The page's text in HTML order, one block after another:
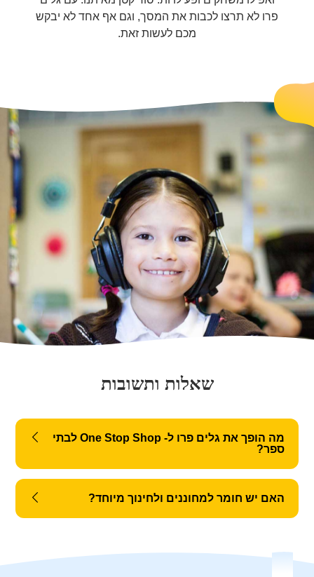
פרו לא תרצו לכבות את המסך, וגם אף אחד לא יבקש
מכם לעשות זאת.
שאלות ותשובות
מה הופך את גלים פרו ל- One Stop Shop לבתי
ספר?
האם יש חומר למחוננים ולחינוך מיוחד?